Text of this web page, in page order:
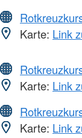
Karte: Link
Karte: Link
Karte: Link